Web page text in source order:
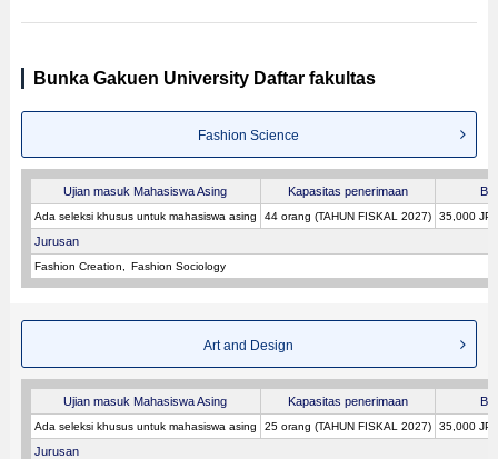
Bunka Gakuen University Daftar fakultas
Fashion Science
Ujian masuk Mahasiswa Asing Kapasitas penerimaan
Ada seleksi khusus untuk mahasiswa asing 44 orang (TAHUN FISKAL 2027) 35,000
Jurusan
Fashion Creation Fashion Sociology
Art and Design
Ujian masuk Mahasiswa Asing Kapasitas penerimaan
Ada seleksi khusus untuk mahasiswa asing 25 orang (TAHUN FISKAL 2027) 35,000
Jurusan